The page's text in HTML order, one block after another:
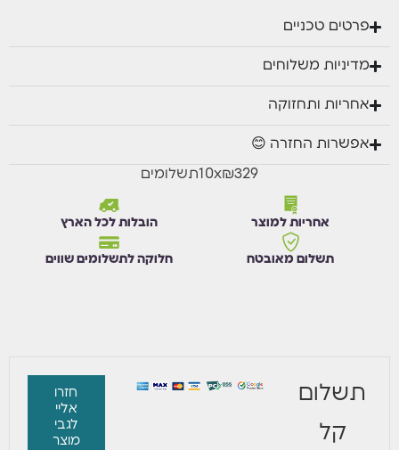
פרטים טכניים
מדיניות משלוחים
אחריות ותחזוקה
אפשרות החזרה 😊
₪329
x
10תשלומים
אחריות למוצר הובלות לכל הארץ
תשלום מאובטח חלוקה לתשלומים שווים
תשלום
קל
חזרו
אליי
לגבי
מוצר